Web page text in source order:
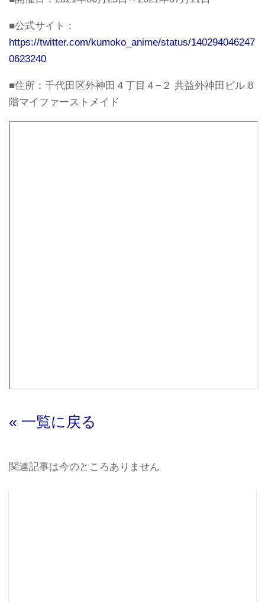
■公式サイト：
https://twitter.com/kumoko_anime/status/140294046247
0623240
■住所：千代田区外神田４丁目４−２ 共益外神田ビル 8
階マイファーストメイド
« 一覧に戻る
関連記事は今のところありません